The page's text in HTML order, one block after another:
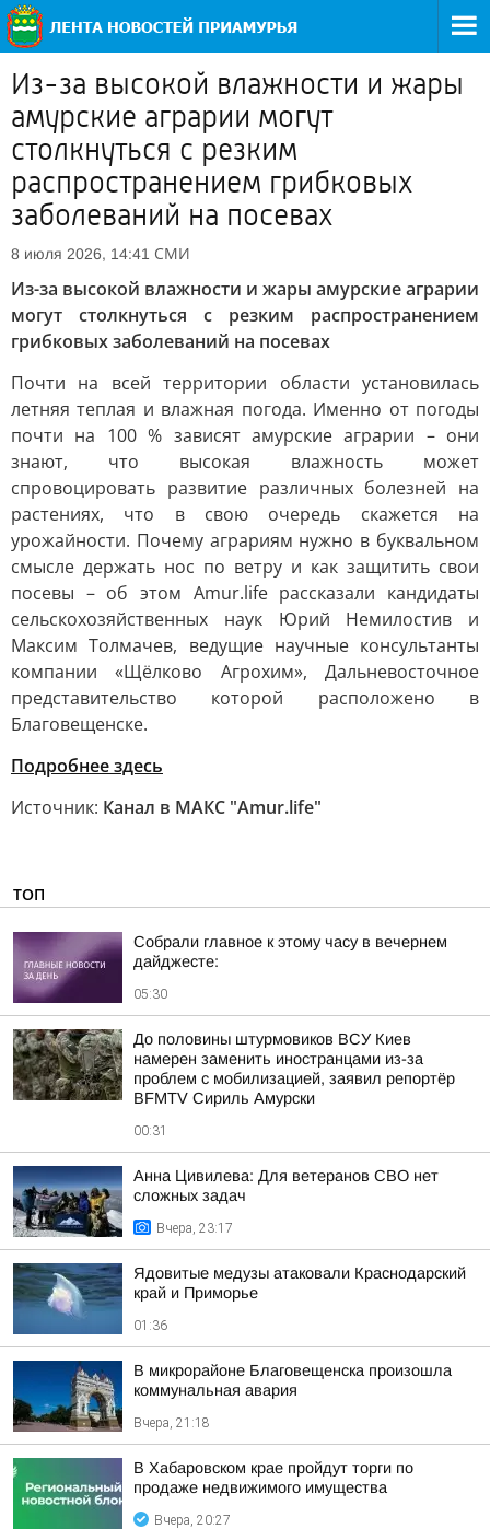
Из-за высокой влажности и жары
амурские аграрии могут
столкнуться с резким
распространением грибковых
заболеваний на посевах
8 июля 2026, 14:41 СМИ
Из-за высокой влажности и жары амурские аграрии
могут столкнуться с резким распространением
грибковых заболеваний на посевах
Почти на всей территории области установилась
летняя теплая и влажная погода. Именно от погоды
почти на 100 % зависят амурские аграрии – они
знают, что высокая влажность может
спровоцировать развитие различных болезней на
растениях, что в свою очередь скажется на
урожайности. Почему аграриям нужно в буквальном
смысле держать нос по ветру и как защитить свои
посевы – об этом Amur.life рассказали кандидаты
сельскохозяйственных наук Юрий Немилостив и
Максим Толмачев, ведущие научные консультанты
компании «Щёлково Агрохим», Дальневосточное
представительство которой расположено в
Благовещенске.
Подробнее здесь
Источник: Канал в МАКС "Аmur.life"
ТОП
Собрали главное к этому часу в вечернем
дайджесте:
05:30
До половины штурмовиков ВСУ Киев
намерен заменить иностранцами из-за
проблем с мобилизацией, заявил репортёр
BFMTV Сириль Амурски
00:31
Анна Цивилева: Для ветеранов СВО нет
сложных задач
Вчера, 23:17
Ядовитые медузы атаковали Краснодарский
край и Приморье
01:36
В микрорайоне Благовещенска произошла
коммунальная авария
Вчера, 21:18
В Хабаровском крае пройдут торги по
продаже недвижимого имущества
Вчера, 20:27